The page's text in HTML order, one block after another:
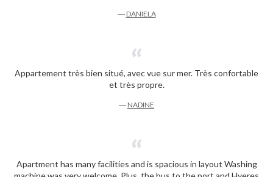
― DANIELA
Appartement très bien situé, avec vue sur mer. Très confortable
et très propre.
― NADINE
Apartment has many facilities and is spacious in layout Washing